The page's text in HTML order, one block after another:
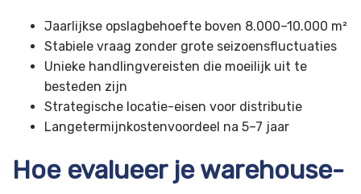
Jaarlijkse opslagbehoefte boven 8.000–10.000 m²
Stabiele vraag zonder grote seizoensfluctuaties
Unieke handlingvereisten die moeilijk uit te
besteden zijn
Strategische locatie-eisen voor distributie
Langetermijnkostenvoordeel na 5–7 jaar
Hoe evalueer je warehouse-